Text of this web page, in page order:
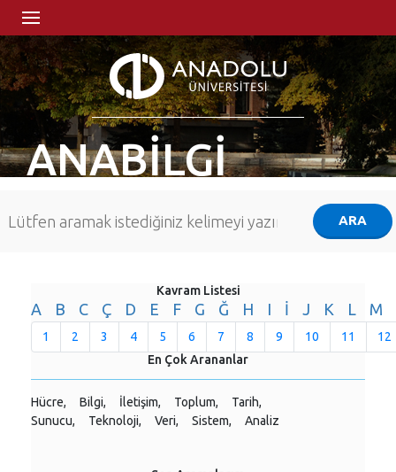
ANABİLGİ
Kavram Listesi
A B C Ç D E F G Ğ H I İ J K L M
1 2 3 4 5 6 7 8 9 10 11
12
En Çok Arananlar
Hücre, Bilgi, İletişim, Toplum,
Tarih,
Sunucu,
Teknoloji, Veri, Sistem, Analiz